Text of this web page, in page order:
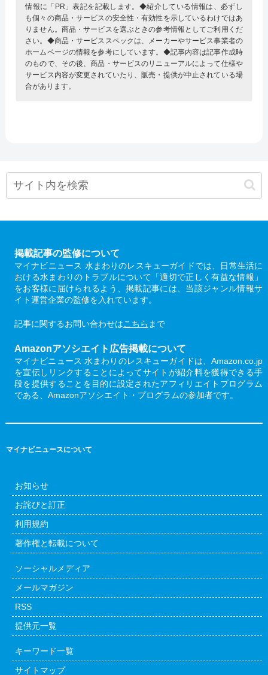
情報に「PR」表記を記載します。◆紹介している情報は、必ずし
も個々の商品・サービスの安全性・有効性を示しているわけではあ
りません。商品・サービスを選ぶときの参考情報としてご利用くだ
さい。◆商品・サービススペックは、メーカーやサービス事業者の
ホームページの情報を参考にしています。◆記事内容は記事作成時
のもので、その後、商品・サービスのリニューアルによって仕様や
サービス内容が変更されていたり、販売・提供が中止されている場
合があります。
掲載記事の監修について
マイナビニュース 水まわりのレスキューガイドでは、日常生活に
おける水まわりのトラブルについて「適切で正しく有益な情報」
をお客様に届けられるよう、掲載記事には、当該ジャンル情報サ
イト運営企業の監修を入れています。
記事に関するお問い合わせはこちら まで
Amazonアソシエイト広告掲載について
マイナビニュース 水まわりのレスキューガイドは、Amazon.co.jp
を宣伝しリンクすることによってサイトが紹介料を獲得できる手
段を提供することを目的に設定されたアフィリエイトプログラム
である、Amazonアソシエイト・プログラムの参加者です。
マイナビニュースについて
お知らせ
お詫びと訂正
利用規約
著作権と転載について
ソーシャルメディア
メールマガジン
RSS
提供元一覧
キーワード一覧
サイトマップ